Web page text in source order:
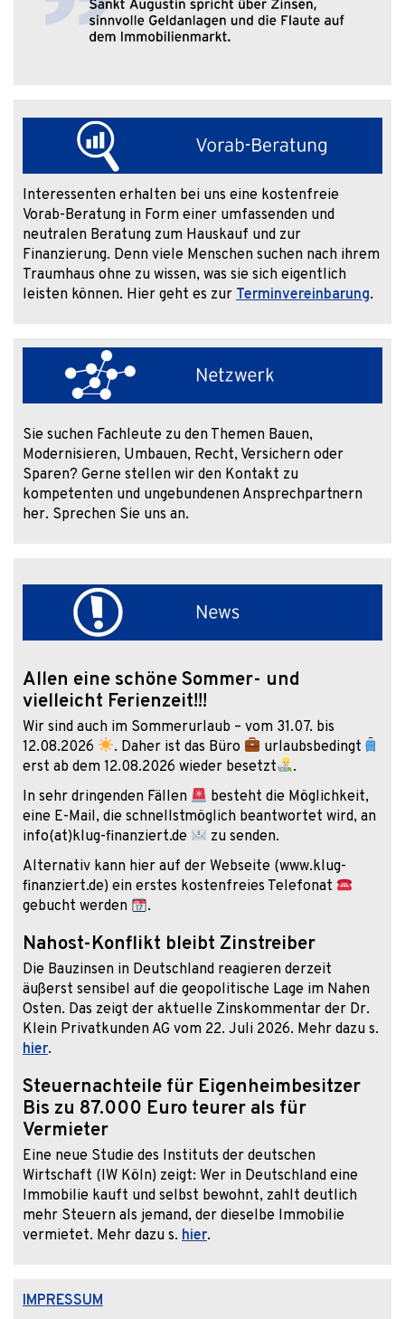
Interessenten erhalten bei uns eine kostenfreie
Vorab-Beratung in Form einer umfassenden und
neutralen Beratung zum Hauskauf und zur
Finanzierung. Denn viele Menschen suchen nach ihrem
Traumhaus ohne zu wissen, was sie sich eigentlich
leisten können. Hier geht es zur Terminvereinbarung.
Sie suchen Fachleute zu den Themen Bauen,
Modernisieren, Umbauen, Recht, Versichern oder
Sparen? Gerne stellen wir den Kontakt zu
kompetenten und ungebundenen Ansprechpartnern
her. Sprechen Sie uns an.
Allen eine schöne Sommer- und
vielleicht Ferienzeit!!!
Wir sind auch im Sommerurlaub – vom 31.07. bis
12.08.2026
. Daher ist das Büro
urlaubsbedingt
erst ab dem 12.08.2026 wieder besetzt
.
In sehr dringenden Fällen
besteht die Möglichkeit,
eine E-Mail, die schnellstmöglich beantwortet wird, an
info(at)klug-finanziert.de
zu senden.
Alternativ kann hier auf der Webseite (www.klug-
finanziert.de) ein erstes kostenfreies Telefonat
gebucht werden
.
Nahost-Konflikt bleibt Zinstreiber
Die Bauzinsen in Deutschland reagieren derzeit
äußerst sensibel auf die geopolitische Lage im Nahen
Osten. Das zeigt der aktuelle Zinskommentar der Dr.
Klein Privatkunden AG vom 22. Juli 2026. Mehr dazu s.
hier.
Steuernachteile für Eigenheimbesitzer
Bis zu 87.000 Euro teurer als für
Vermieter
Eine neue Studie des Instituts der deutschen
Wirtschaft (IW Köln) zeigt: Wer in Deutschland eine
Immobilie kauft und selbst bewohnt, zahlt deutlich
mehr Steuern als jemand, der dieselbe Immobilie
vermietet. Mehr dazu s. hier.
IMPRESSUM